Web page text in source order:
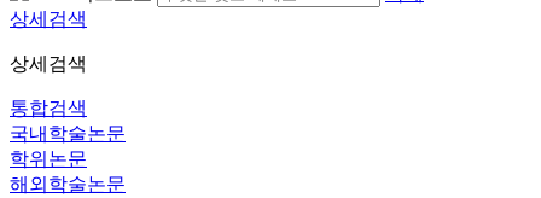
상세검색
상세검색
통합검색
국내학술논문
학위논문
해외학술논문